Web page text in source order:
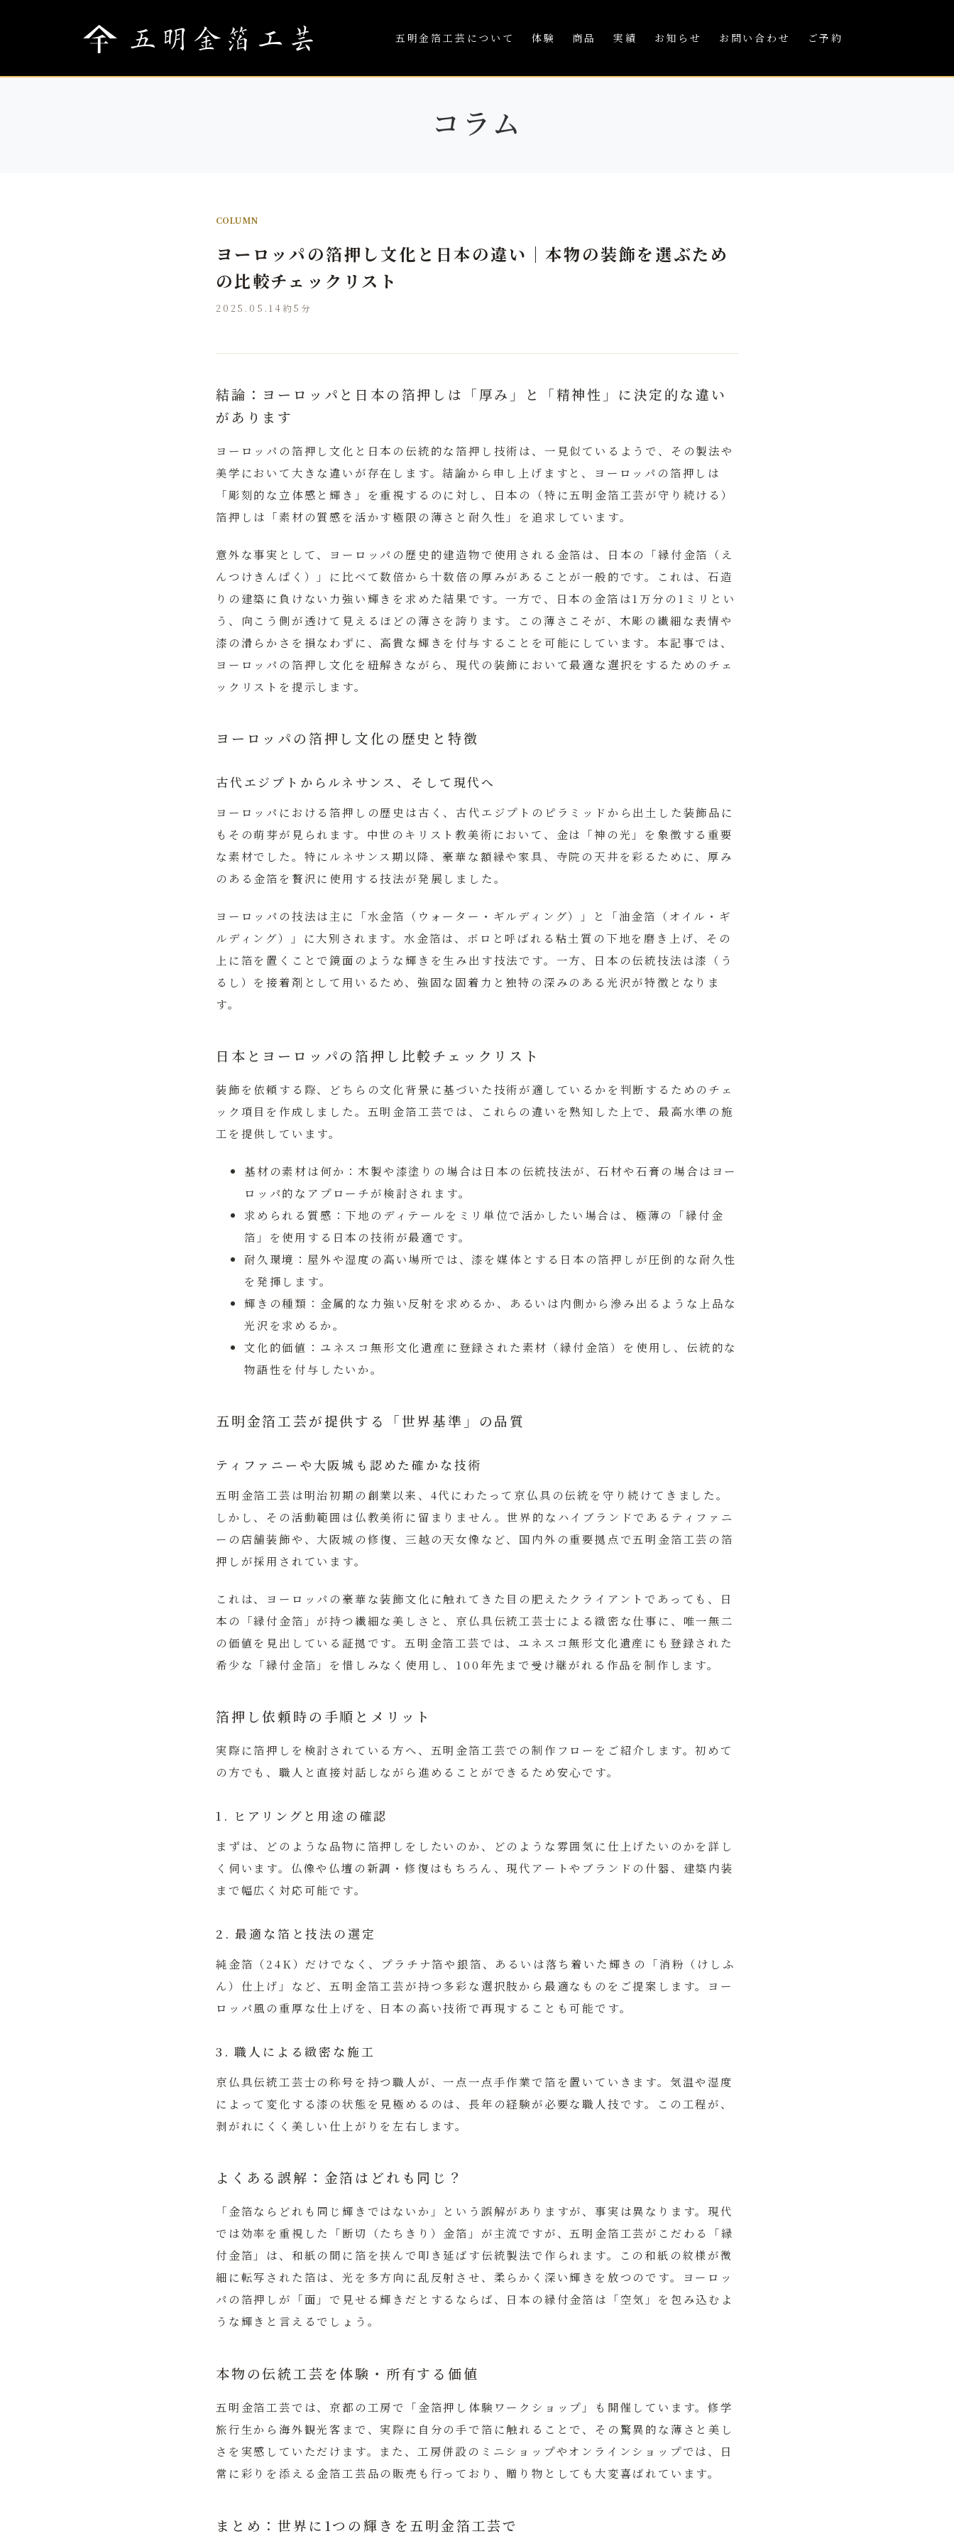
五明金箔工芸について 体験 商品 実績 お知らせ お問い合わせ ご予約
コラム
COLUMN
ヨーロッパの箔押し文化と日本の違い｜本物の装飾を選ぶため
の比較チェックリスト
2025.05.14 約5分
結論：ヨーロッパと日本の箔押しは「厚み」と「精神性」に決定的な違い
があります
ヨーロッパの箔押し文化と日本の伝統的な箔押し技術は、一見似ているようで、その製法や
美学において大きな違いが存在します。結論から申し上げますと、ヨーロッパの箔押しは
「彫刻的な立体感と輝き」を重視するのに対し、日本の（特に五明金箔工芸が守り続ける）
箔押しは「素材の質感を活かす極限の薄さと耐久性」を追求しています。
意外な事実として、ヨーロッパの歴史的建造物で使用される金箔は、日本の「縁付金箔（え
んつけきんぱく）」に比べて数倍から十数倍の厚みがあることが一般的です。これは、石造
りの建築に負けない力強い輝きを求めた結果です。一方で、日本の金箔は1万分の1ミリとい
う、向こう側が透けて見えるほどの薄さを誇ります。この薄さこそが、木彫の繊細な表情や
漆の滑らかさを損なわずに、高貴な輝きを付与することを可能にしています。本記事では、
ヨーロッパの箔押し文化を紐解きながら、現代の装飾において最適な選択をするためのチェ
ックリストを提示します。
ヨーロッパの箔押し文化の歴史と特徴
古代エジプトからルネサンス、そして現代へ
ヨーロッパにおける箔押しの歴史は古く、古代エジプトのピラミッドから出土した装飾品に
もその萌芽が見られます。中世のキリスト教美術において、金は「神の光」を象徴する重要
な素材でした。特にルネサンス期以降、豪華な額縁や家具、寺院の天井を彩るために、厚み
のある金箔を贅沢に使用する技法が発展しました。
ヨーロッパの技法は主に「水金箔（ウォーター・ギルディング）」と「油金箔（オイル・ギ
ルディング）」に大別されます。水金箔は、ボロと呼ばれる粘土質の下地を磨き上げ、その
上に箔を置くことで鏡面のような輝きを生み出す技法です。一方、日本の伝統技法は漆（う
るし）を接着剤として用いるため、強固な固着力と独特の深みのある光沢が特徴となりま
す。
日本とヨーロッパの箔押し比較チェックリスト
装飾を依頼する際、どちらの文化背景に基づいた技術が適しているかを判断するためのチェ
ック項目を作成しました。五明金箔工芸では、これらの違いを熟知した上で、最高水準の施
工を提供しています。
基材の素材は何か：木製や漆塗りの場合は日本の伝統技法が、石材や石膏の場合はヨー
ロッパ的なアプローチが検討されます。
求められる質感： 下地のディテールをミリ単位で活かしたい場合は、極薄の「縁付金
箔」を使用する日本の技術が最適です。
耐久環境： 屋外や湿度の高い場所では、漆を媒体とする日本の箔押しが圧倒的な耐久性
を発揮します。
輝きの種類： 金属的な力強い反射を求めるか、あるいは内側から滲み出るような上品な
光沢を求めるか。
文化的価値： ユネスコ無形文化遺産に登録された素材（縁付金箔）を使用し、伝統的な
物語性を付与したいか。
五明金箔工芸が提供する「世界基準」の品質
ティファニーや大阪城も認めた確かな技術
五明金箔工芸は明治初期の創業以来、4代にわたって京仏具の伝統を守り続けてきました。
しかし、その活動範囲は仏教美術に留まりません。世界的なハイブランドであるティファニ
ーの店舗装飾や、大阪城の修復、三越の天女像など、国内外の重要拠点で五明金箔工芸の箔
押しが採用されています。
これは、ヨーロッパの豪華な装飾文化に触れてきた目の肥えたクライアントであっても、日
本の「縁付金箔」が持つ繊細な美しさと、京仏具伝統工芸士による緻密な仕事に、唯一無二
の価値を見出している証拠です。五明金箔工芸では、ユネスコ無形文化遺産にも登録された
希少な「縁付金箔」を惜しみなく使用し、100年先まで受け継がれる作品を制作します。
箔押し依頼時の手順とメリット
実際に箔押しを検討されている方へ、五明金箔工芸での制作フローをご紹介します。初めて
の方でも、職人と直接対話しながら進めることができるため安心です。
1. ヒアリングと用途の確認
まずは、どのような品物に箔押しをしたいのか、どのような雰囲気に仕上げたいのかを詳し
く伺います。仏像や仏壇の新調・修復はもちろん、現代アートやブランドの什器、建築内装
まで幅広く対応可能です。
2. 最適な箔と技法の選定
純金箔（24K）だけでなく、プラチナ箔や銀箔、あるいは落ち着いた輝きの「消粉（けしふ
ん）仕上げ」など、五明金箔工芸が持つ多彩な選択肢から最適なものをご提案します。ヨー
ロッパ風の重厚な仕上げを、日本の高い技術で再現することも可能です。
3. 職人による緻密な施工
京仏具伝統工芸士の称号を持つ職人が、一点一点手作業で箔を置いていきます。気温や湿度
によって変化する漆の状態を見極めるのは、長年の経験が必要な職人技です。この工程が、
剥がれにくく美しい仕上がりを左右します。
よくある誤解：金箔はどれも同じ？
「金箔ならどれも同じ輝きではないか」という誤解がありますが、事実は異なります。現代
では効率を重視した「断切（たちきり）金箔」が主流ですが、五明金箔工芸がこだわる「縁
付金箔」は、和紙の間に箔を挟んで叩き延ばす伝統製法で作られます。この和紙の紋様が微
細に転写された箔は、光を多方向に乱反射させ、柔らかく深い輝きを放つのです。ヨーロッ
パの箔押しが「面」で見せる輝きだとするならば、日本の縁付金箔は「空気」を包み込むよ
うな輝きと言えるでしょう。
本物の伝統工芸を体験・所有する価値
五明金箔工芸では、京都の工房で「金箔押し体験ワークショップ」も開催しています。修学
旅行生から海外観光客まで、実際に自分の手で箔に触れることで、その驚異的な薄さと美し
さを実感していただけます。また、工房併設のミニショップやオンラインショップでは、日
常に彩りを添える金箔工芸品の販売も行っており、贈り物としても大変喜ばれています。
まとめ：世界に1つの輝きを五明金箔工芸で